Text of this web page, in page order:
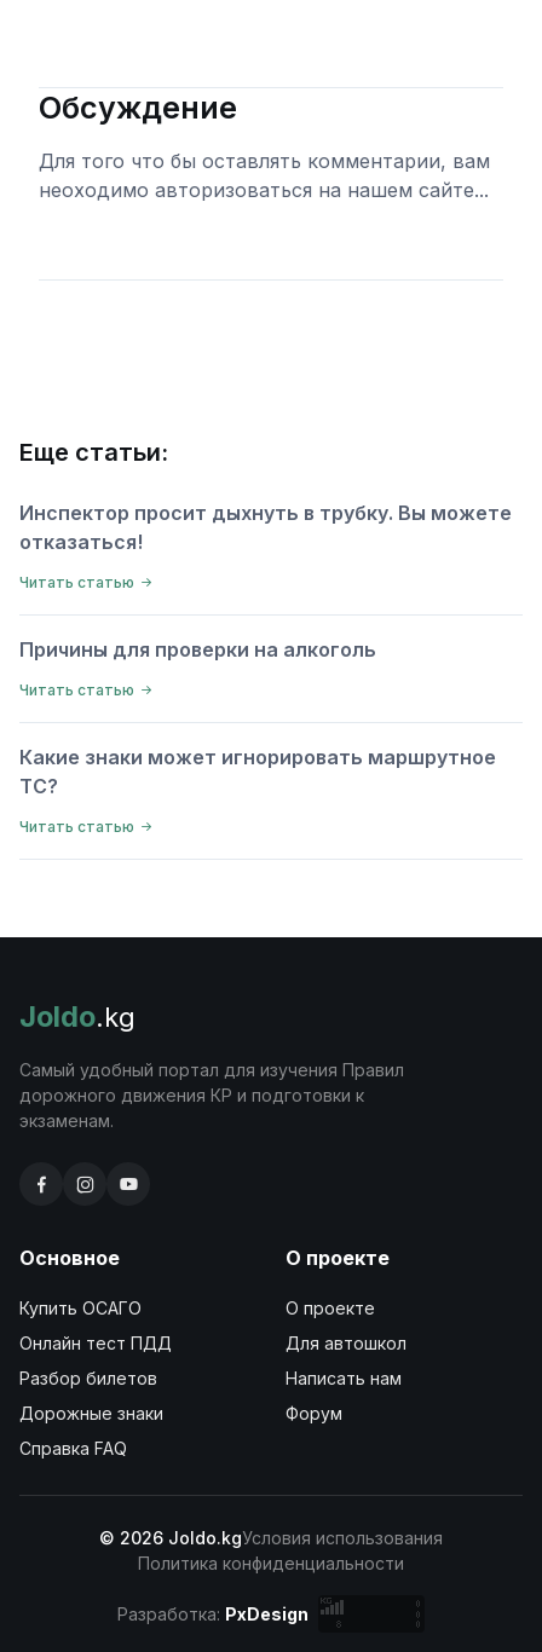
Обсуждение
Для того что бы оставлять комментарии, вам
неоходимо авторизоваться на нашем сайте...
Еще статьи:
Инспектор просит дыхнуть в трубку. Вы можете
отказаться!
Читать статью
Причины для проверки на алкоголь
Читать статью
Какие знаки может игнорировать маршрутное
ТС?
Читать статью
Joldo.kg
Самый удобный портал для изучения Правил
дорожного движения КР и подготовки к
экзаменам.
Основное
Купить ОСАГО
Онлайн тест ПДД
Разбор билетов
Дорожные знаки
Справка FAQ
О проекте
О проекте
Для автошкол
Написать нам
Форум
© 2026 Joldo.kgУсловия использования
Политика конфиденциальности
Разработка: PxDesign